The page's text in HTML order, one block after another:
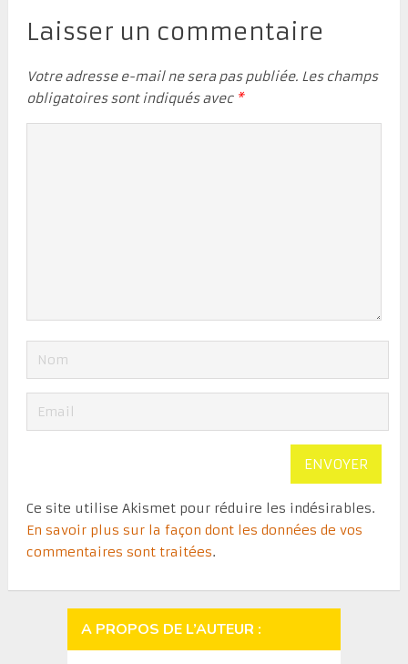
Laisser un commentaire
Votre adresse e-mail ne sera pas publiée. Les champs
obligatoires sont indiqués avec *
Ce site utilise Akismet pour réduire les indésirables.
En savoir plus sur la façon dont les données de vos
commentaires sont traitées.
A PROPOS DE L’AUTEUR :